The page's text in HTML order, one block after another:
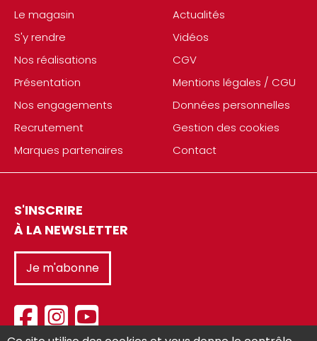
Le magasin
S'y rendre
Nos réalisations
Présentation
Nos engagements
Recrutement
Marques partenaires
Actualités
Vidéos
CGV
Mentions légales / CGU
Données personnelles
Gestion des cookies
Contact
S'INSCRIRE
À LA NEWSLETTER
Je m'abonne